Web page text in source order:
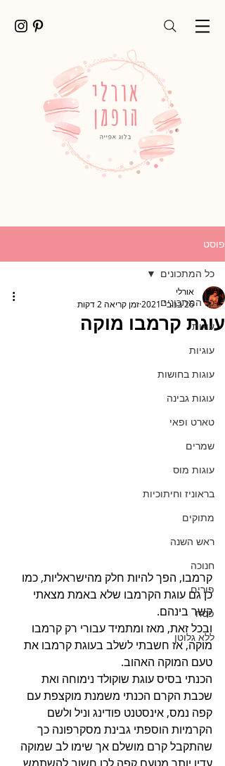
פוסט
כל המתכונים
עוגות
עוגיות
עוגות בחושות
עוגות גבינה
טארט ופאי
שמרים
עוגות מוס
בראוניז וחיתוכיות
מתוקים
ראש השנה
חנוכה
פורים
פסח
ללא גלוטן
כל המתכונים
עוגת קרמבו מוקה
אורלי
26 בנוב׳ 2021
זמן קריאה 2 דקות
קרמבו, הפך להיות חלק מהישראליות, כמו
כן גם עוגת הקרמבו שלא באמת מצאתי
קשר בינהם.
ובכל זאת, מאז ומתמיד עבורי רק קרמבו
מוקה, אז חשבתי לשלב בעוגת קרמבו את
טעם המוקה האהוב.
הכנתי בסיס עוגת שוקולד נימוחה ואת
שכבת הקרם הכנתי משמנת מוקצפת עם
קפה נמס, אינסטנט פודינג וניל ולשם
הקרמיות הוספתי גבינת מסקרפונה כך
שהתקבל קרם מושלם אך שימו לב שמוקה